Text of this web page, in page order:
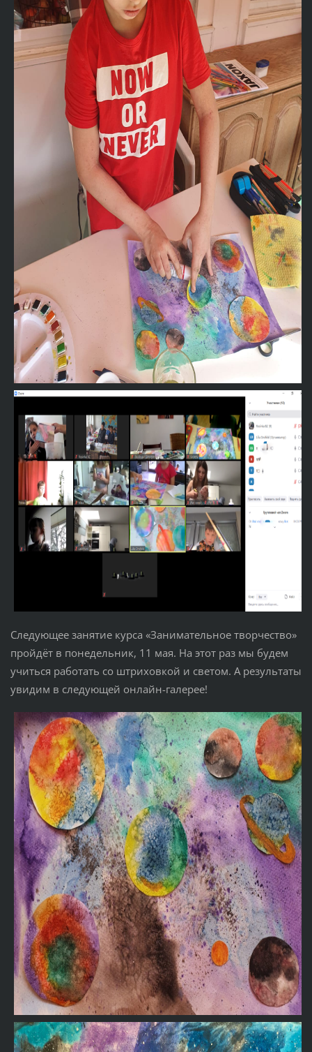
Следующее занятие курса «Занимательное творчество»
пройдёт в понедельник, 11 мая. На этот раз мы будем
учиться работать со штриховкой и светом. А результаты
увидим в следующей онлайн-галерее!